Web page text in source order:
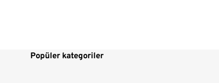
Popüler kategoriler